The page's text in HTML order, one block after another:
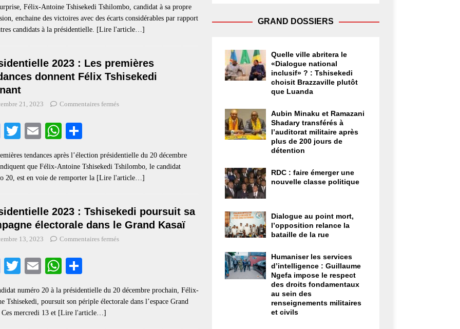
bo
ok
tte
r
ail ts
A
re
Félix-Antoine Tshisekedi Tshilombo, candidat à sa propre
enchaine des victoires avec des écarts considérables par rapport
candidats à la présidentielle.
[Lire l'article…]
2023 : Les premières
donnent Félix Tshisekedi
21, 2023 Commentaires fermés
Fa
bo
ok
T
tte
r
E
ail
W
ts
A
re
tendances après l’élection présidentielle du 20 décembre
que Félix-Antoine Tshisekedi Tshilombo, le candidat
20, est en voie de remporter la [Lire l'article…]
2023 : Tshisekedi poursuit sa
électorale dans le Grand Kasaï
13, 2023 Commentaires fermés
Fa
bo
ok
T
tte
r
E
ail
W
ts
A
re
numéro 20 à la présidentielle du 20 décembre prochain, Félix-
Tshisekedi, poursuit son périple électorale dans l’espace Grand
mercredi 13 et [Lire l'article…]
GRAND DOSSIERS
Quelle ville abritera le
«Dialogue national
inclusif» ? : Tshisekedi
choisit Brazzaville plutôt
que Luanda
Aubin Minaku et Ramazani
Shadary transférés à
l’auditorat militaire après
plus de 200 jours de
détention
RDC : faire émerger une
nouvelle classe politique
Dialogue au point mort,
l’opposition relance la
bataille de la rue
Humaniser les services
d’intelligence : Guillaume
Ngefa impose le respect
des droits fondamentaux
au sein des
renseignements militaires
et civils